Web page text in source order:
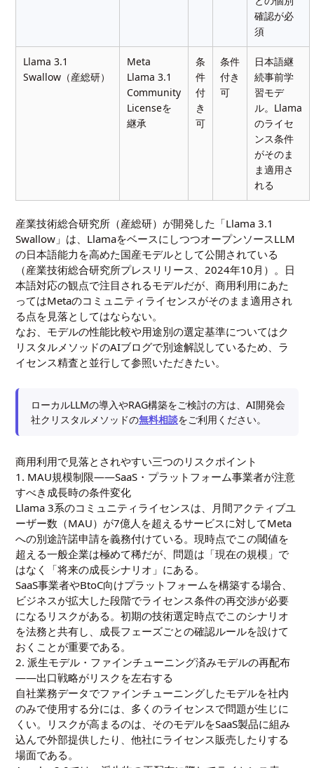
確認が必
須
Llama 3.1
Swallow（産総研）
Meta
Llama 3.1
Community
Licenseを
継承
条
件
付
き
可
条件
付き
可
日本語継
続事前学
習モデ
ル。Llama
のライセ
ンス条件
がそのま
ま適用さ
れる
産業技術総合研究所（産総研）が開発した「Llama 3.1
Swallow」は、LlamaをベースにしつつオープンソースLLM
の日本語能力を高めた国産モデルとして公開されている
（産業技術総合研究所プレスリリース、2024年10月 ）。日
本語対応の観点で注目されるモデルだが、商用利用にあた
ってはMetaのコミュニティライセンスがそのまま適用され
る点を見落としてはならない。
なお、モデルの性能比較や用途別の選定基準についてはク
リスタルメソッドのAIブログで別途解説しているため、ラ
イセンス精査と並行して参照いただきたい。
ローカルLLMの導入やRAG構築をご検討の方は、AI開発会
社クリスタルメソッドの無料相談をご利用ください。
商用利用で見落とされやすい三つのリスクポイント
1. MAU規模制限——SaaS・プラットフォーム事業者が注意
すべき成長時の条件変化
Llama 3系のコミュニティライセンスは、月間アクティブユ
ーザー数（MAU）が7億人を超えるサービスに対してMeta
への別途許諾申請を義務付けている。現時点でこの閾値を
超える一般企業は極めて稀だが、問題は「現在の規模」で
はなく「将来の成長シナリオ」にある。
SaaS事業者やBtoC向けプラットフォームを構築する場合、
ビジネスが拡大した段階でライセンス条件の再交渉が必要
になるリスクがある。初期の技術選定時点でこのシナリオ
を法務と共有し、成長フェーズごとの確認ルールを設けて
おくことが重要である。
2. 派生モデル・ファインチューニング済みモデルの再配布
——出口戦略がリスクを左右する
自社業務データでファインチューニングしたモデルを社内
のみで使用する分には、多くのライセンスで問題が生じに
くい。リスクが高まるのは、そのモデルをSaaS製品に組み
込んで外部提供したり、他社にライセンス販売したりする
場面である。